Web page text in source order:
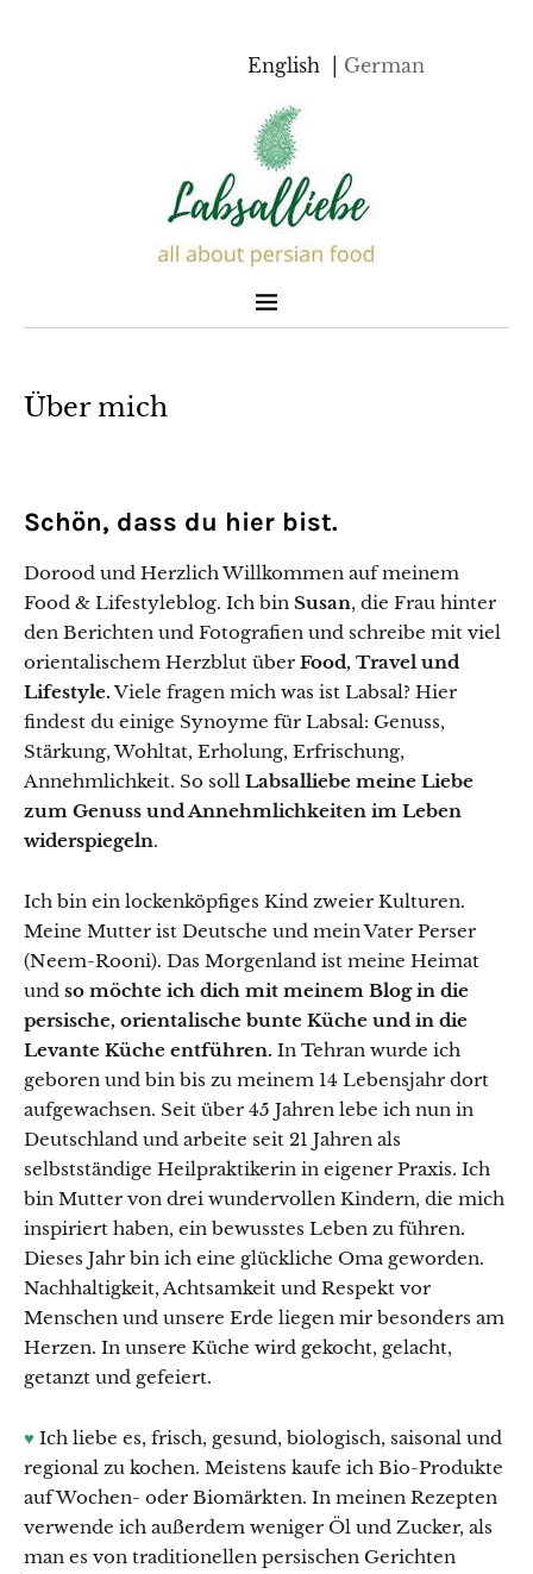
English German
Über mich
Schön, dass du hier bist.
Dorood und Herzlich Willkommen auf meinem
Food & Lifestyleblog. Ich bin Susan, die Frau hinter
den Berichten und Fotografien und schreibe mit viel
orientalischem Herzblut über Food, Travel und
Lifestyle.Viele fragen mich was ist Labsal? Hier
findest du einige Synoyme für Labsal: Genuss,
Stärkung, Wohltat, Erholung, Erfrischung,
Annehmlichkeit. So soll Labsalliebe meine Liebe
zum Genuss und Annehmlichkeiten im Leben
widerspiegeln.
Ich bin ein lockenköpfiges Kind zweier Kulturen.
Meine Mutter ist Deutsche und mein Vater Perser
(Neem-Rooni). Das Morgenland ist meine Heimat
und so möchte ich dich mit meinem Blog in die
persische, orientalische bunte Küche und in die
Levante Küche entführen. In Tehran wurde ich
geboren und bin bis zu meinem 14 Lebensjahr dort
aufgewachsen. Seit über 45 Jahren lebe ich nun in
Deutschland und arbeite seit 21 Jahren als
selbstständige Heilpraktikerin in eigener Praxis. Ich
bin Mutter von drei wundervollen Kindern, die mich
inspiriert haben, ein bewusstes Leben zu führen.
Dieses Jahr bin ich eine glückliche Oma geworden.
Nachhaltigkeit, Achtsamkeit und Respekt vor
Menschen und unsere Erde liegen mir besonders am
Herzen. In unsere Küche wird gekocht, gelacht,
getanzt und gefeiert.
♥ Ich liebe es, frisch, gesund, biologisch, saisonal und
regional zu kochen. Meistens kaufe ich Bio-Produkte
auf Wochen- oder Biomärkten. In meinen Rezepten
verwende ich außerdem weniger Öl und Zucker, als
man es von traditionellen persischen Gerichten